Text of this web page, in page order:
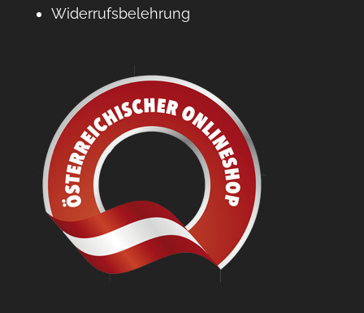
Widerrufsbelehrung